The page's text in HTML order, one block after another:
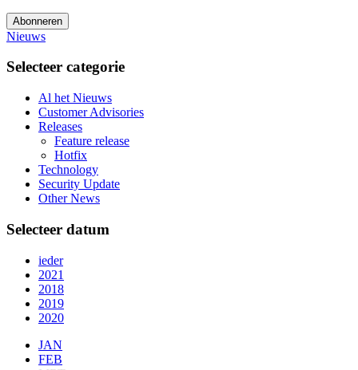
Abonneren
Nieuws
Selecteer categorie
Al het Nieuws
Customer Advisories
Releases
Feature release
Hotfix
Technology
Security Update
Other News
Selecteer datum
ieder
2021
2018
2019
2020
JAN
FEB